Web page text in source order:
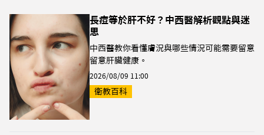
長痘等於肝不好？中西醫解析觀點與迷
思
中西醫教你看懂膚況與哪些情況可能需要留意
留意肝臟健康。
2026/08/09 11:00
衛教百科